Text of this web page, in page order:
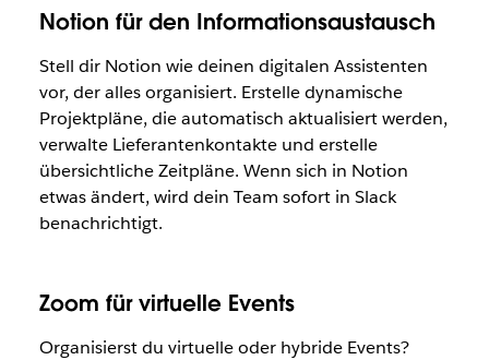
Notion für den Informationsaustausch
Stell dir Notion wie deinen digitalen Assistenten
vor, der alles organisiert. Erstelle dynamische
Projektpläne, die automatisch aktualisiert werden,
verwalte Lieferantenkontakte und erstelle
übersichtliche Zeitpläne. Wenn sich in Notion
etwas ändert, wird dein Team sofort in Slack
benachrichtigt.
Zoom für virtuelle Events
Organisierst du virtuelle oder hybride Events?